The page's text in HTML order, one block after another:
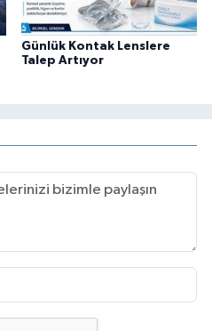
Günlük Kontak Lenslere
Talep Artıyor